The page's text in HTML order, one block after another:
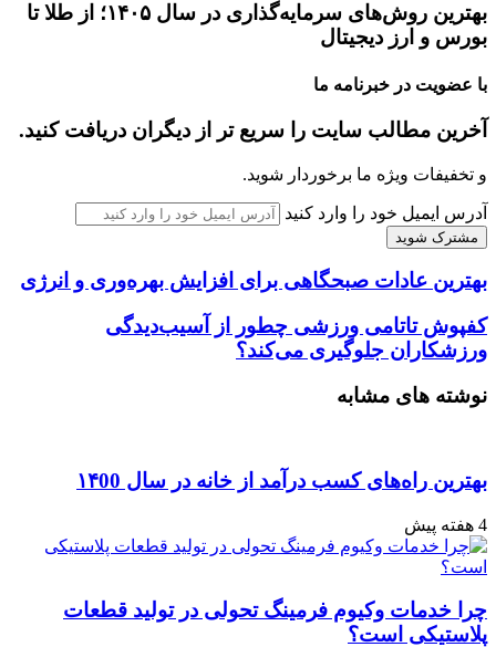
بهترین روش‌های سرمایه‌گذاری در سال ۱۴۰۵؛ از طلا تا
بورس و ارز دیجیتال
با عضویت در خبرنامه ما
آخرین مطالب سایت را سریع تر از دیگران دریافت کنید.
و تخفیفات ویژه ما برخوردار شوید.
آدرس ایمیل خود را وارد کنید
بهترین عادات صبحگاهی برای افزایش بهره‌وری و انرژی
کفپوش تاتامی ورزشی چطور از آسیب‌دیدگی
ورزشکاران جلوگیری می‌کند؟
نوشته های مشابه
بهترین راه‌های کسب درآمد از خانه در سال ۱۴00
4 هفته پیش
چرا خدمات وکیوم فرمینگ تحولی در تولید قطعات
پلاستیکی است؟